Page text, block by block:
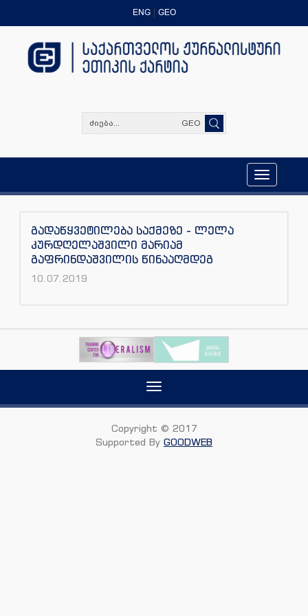
ENG GEO
GEO
Toggle
navigation
გადაწყვეტილება საქმეზე - ლელა
კურდღელაშვილი მარიამ
გაფრინდაშვილის წინააღმდეგ
10.07.2019
Toggle
Copyright © 2017
Supported By GOODWEB